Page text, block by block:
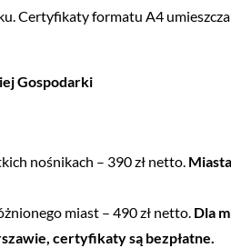
Certyfikaty formatu A4
Gospodarki
nośnikach – 390 zł netto.
miast – 490 zł netto. Dla
certyfikaty są bezpłatne.